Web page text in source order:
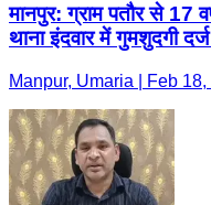
मानपुर: ग्राम पतौर से 17
थाना इंदवार में गुमशुदगी
Manpur, Umaria | Feb